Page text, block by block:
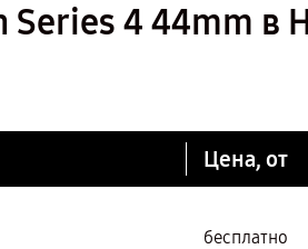
Series 4 44mm в
Цена, от
бесплатно